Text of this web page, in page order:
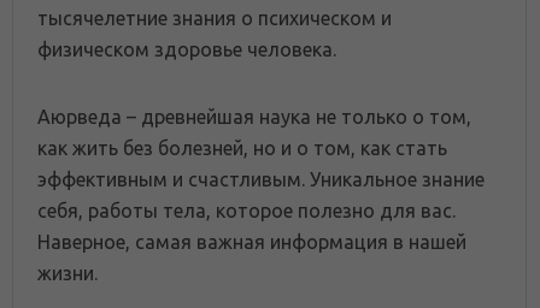
тысячелетние знания о психическом и
физическом здоровье человека.
Аюрведа – древнейшая наука не только о том,
как жить без болезней, но и о том, как стать
эффективным и счастливым. Уникальное знание
себя, работы тела, которое полезно для вас.
Наверное, самая важная информация в нашей
жизни.